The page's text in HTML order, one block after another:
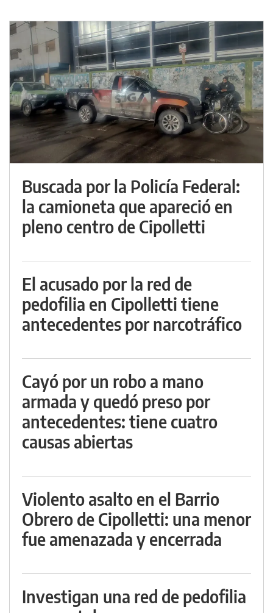
Buscada por la Policía Federal:
la camioneta que apareció en
pleno centro de Cipolletti
El acusado por la red de
pedofilia en Cipolletti tiene
antecedentes por narcotráfico
Cayó por un robo a mano
armada y quedó preso por
antecedentes: tiene cuatro
causas abiertas
Violento asalto en el Barrio
Obrero de Cipolletti: una menor
fue amenazada y encerrada
Investigan una red de pedofilia